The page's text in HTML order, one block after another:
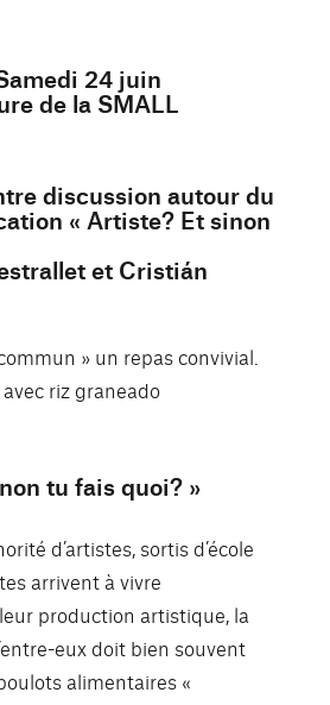
24 juin
de la SMALL
discussion autour du
« Artiste? Et sinon
et Cristián
» un repas convivial.
riz graneado
tu fais quoi? »
d’artistes, sortis d’école
arrivent à vivre
production artistique, la
eux doit bien souvent
alimentaires «